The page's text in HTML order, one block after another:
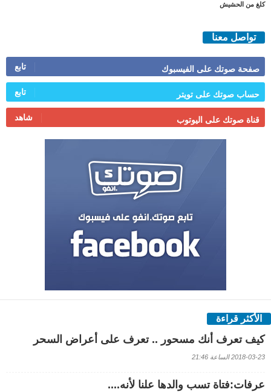
كلغ من الحشيش
تواصل معنا
صفحة صوتك على الفيسبوك تابع
حساب صوتك على تويتر تابع
قناة صوتك على اليوتوب شاهد
الأكثر قراءة
كيف تعرف أنك مسحور .. تعرف على أعراض السحر
2018-03-23 الساعة 21:46
عرفات:فتاة تسب والدها علنا لأنه....